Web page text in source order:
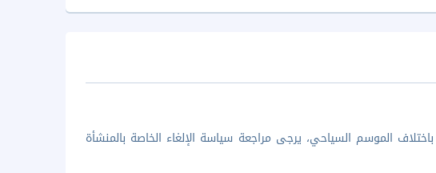
الموسم السياحي، يرجى مراجعة سياسة الإلغاء الخاصة بالمنشأة